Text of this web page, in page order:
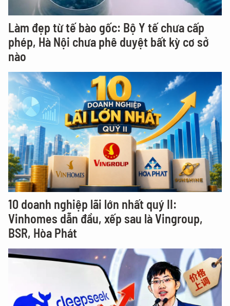
Làm đẹp từ tế bào gốc: Bộ Y tế chưa cấp
phép, Hà Nội chưa phê duyệt bất kỳ cơ sở
nào
10 doanh nghiệp lãi lớn nhất quý II:
Vinhomes dẫn đầu, xếp sau là Vingroup,
BSR, Hòa Phát